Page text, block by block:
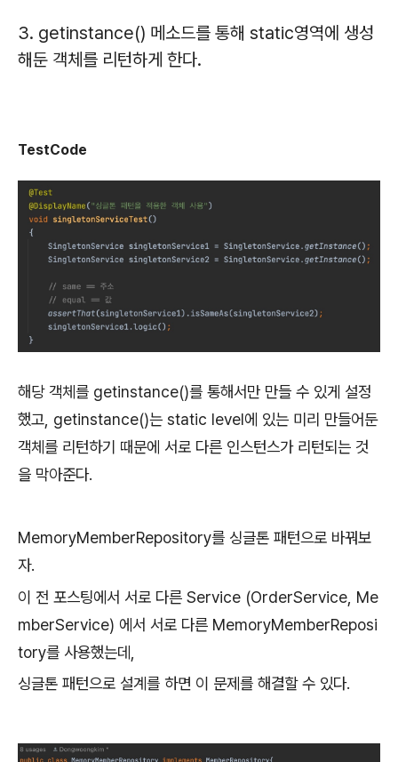
3. getinstance() 메소드를 통해 static영역에 생성
해둔 객체를 리턴하게 한다.
TestCode
해당 객체를 getinstance()를 통해서만 만들 수 있게 설정
했고, getinstance()는 static level에 있는 미리 만들어둔
객체를 리턴하기 때문에 서로 다른 인스턴스가 리턴되는 것
을 막아준다.
MemoryMemberRepository를 싱글톤 패턴으로 바꿔보
자.
이 전 포스팅에서 서로 다른 Service (OrderService, Me
mberService) 에서 서로 다른 MemoryMemberReposi
tory를 사용했는데,
싱글톤 패턴으로 설계를 하면 이 문제를 해결할 수 있다.